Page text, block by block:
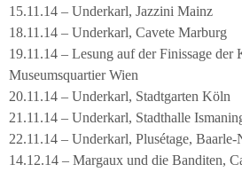
15.11.14 – Underkarl, Jazzini Mainz
18.11.14 – Underkarl, Cavete Marburg
19.11.14 – Lesung auf der Finissage der
Museumsquartier Wien
20.11.14 – Underkarl, Stadtgarten Köln
21.11.14 – Underkarl, Stadthalle
22.11.14 – Underkarl, Plusétage, Baarle-
14.12.14 – Margaux und die Banditen,